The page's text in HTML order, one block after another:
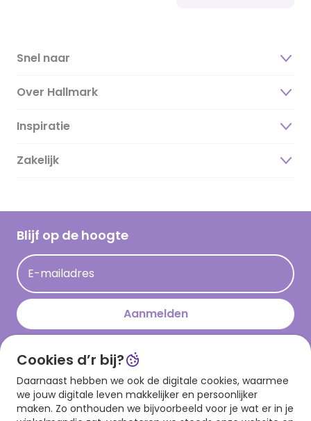
Snel naar
Over Hallmark
Over ons
Duurzaamheid
Hallmark Kaartclub
Acties
Persberichten
Hallmark en Kinderpostzegels
Inspiratie
Magazine
Cadeau inspiratie
Kaartinspiratie
Zakelijk
Blijf op de hoogte
E-mailadres
Aanmelden
Download onze app
Cookies d’r bij?
Daarnaast hebben we ook de digitale cookies, waarmee
we jouw digitale leven makkelijker en persoonlijker
maken. Zo onthouden we bijvoorbeeld voor je wat er in je